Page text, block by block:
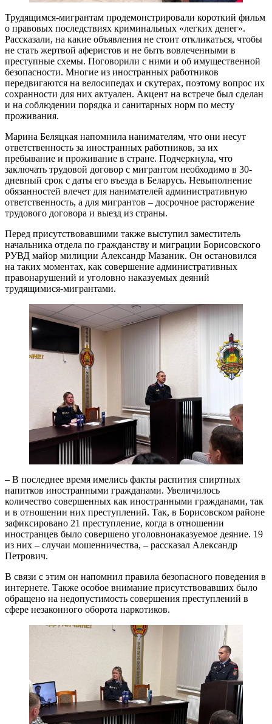
Трудящимся-мигрантам продемонстрировали короткий фильм
о правовых последствиях криминальных «легких денег».
Рассказали, на какие объявления не стоит откликаться, чтобы
не стать жертвой аферистов и не быть вовлеченными в
преступные схемы. Поговорили с ними и об имущественной
безопасности. Многие из иностранных работников
передвигаются на велосипедах и скутерах, поэтому вопрос их
сохранности для них актуален. Акцент на встрече был сделан
и на соблюдении порядка и санитарных норм по месту
проживания.
Марина Беляцкая напомнила нанимателям, что они несут
ответственность за иностранных работников, за их
пребывание и проживание в стране. Подчеркнула, что
заключать трудовой договор с мигрантом необходимо в 30-
дневный срок с даты его въезда в Беларусь. Невыполнение
обязанностей влечет для нанимателей административную
ответственность, а для мигрантов – досрочное расторжение
трудового договора и выезд из страны.
Перед присутствовавшими также выступил заместитель
начальника отдела по гражданству и миграции Борисовского
РУВД майор милиции Александр Мазаник. Он остановился
на таких моментах, как совершение административных
правонарушений и уголовно наказуемых деяний
трудящимися-мигрантами.
– В последнее время имелись факты распития спиртных
напитков иностранными гражданами. Увеличилось
количество совершенных как иностранными гражданами, так
и в отношении них преступлений. Так, в Борисовском районе
зафиксировано 21 преступление, когда в отношении
иностранцев было совершено уголовнонаказуемое деяние. 19
из них – случаи мошенничества, – рассказал Александр
Петрович.
В связи с этим он напомнил правила безопасного поведения в
интернете. Также особое внимание присутствовавших было
обращено на недопустимость совершения преступлений в
сфере незаконного оборота наркотиков.